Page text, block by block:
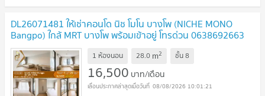
DL26071481 ให้เช่าคอนโด นิช โมโน บางโพ (NICHE MONO
Bangpo) ใกล้ MRT บางโพ พร้อมเข้าอยู่ โทรด่วน 0638692663
LineID @952jdxxk
1 ห้องนอน 28.0 m2 ชั้น8
16,500 บาท/เดือน
08/08/2026 10:01:21